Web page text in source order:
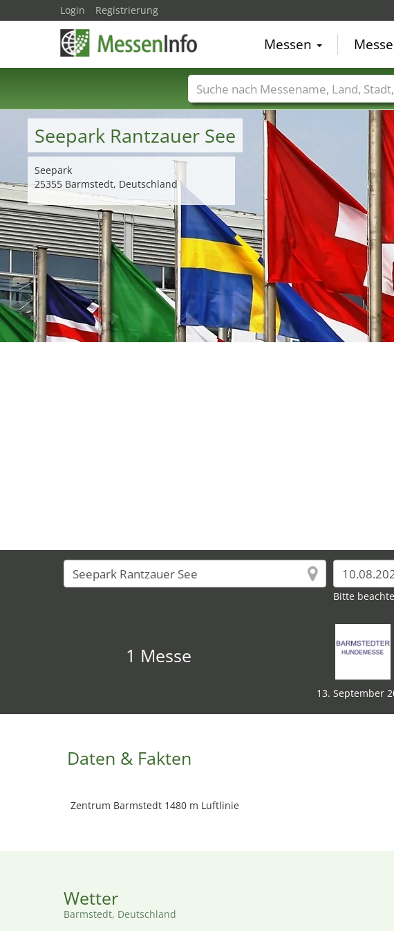
Seepark Rantzauer See
Seepark
25355 Barmstedt, Deutschland
Bitte
1 Messe
13. September
Daten & Fakten
Zentrum Barmstedt 1480 m Luftlinie
Wetter
Barmstedt, Deutschland
Login Registrierung
Messen
Messenamen Länder Städte